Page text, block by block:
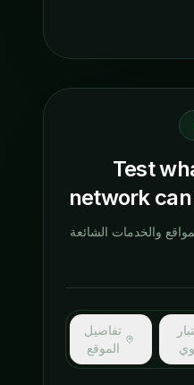
Test
network
والخدمات الشائعة
تفاصيل
الموقع